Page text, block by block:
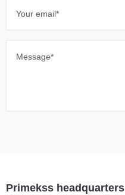
Your email*
Message*
Primekss headquarters